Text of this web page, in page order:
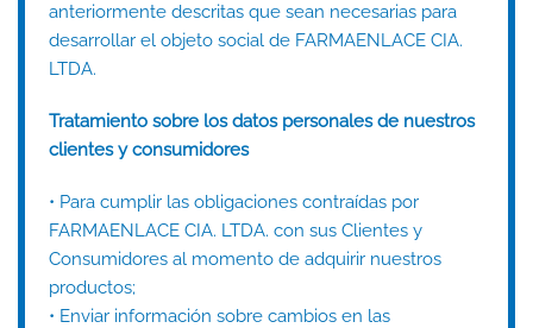
anteriormente descritas que sean necesarias para
desarrollar el objeto social de FARMAENLACE CIA.
LTDA.
Tratamiento sobre los datos personales de nuestros
clientes y consumidores
• Para cumplir las obligaciones contraídas por
FARMAENLACE CIA. LTDA. con sus Clientes y
Consumidores al momento de adquirir nuestros
productos;
• Enviar información sobre cambios en las